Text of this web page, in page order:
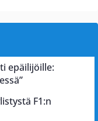
epäilijöille:
F1:n